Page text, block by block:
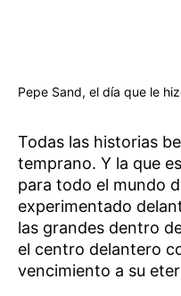
Pepe Sand, el día que le
Todas las historias
temprano. Y la que
para todo el mundo
experimentado
las grandes dentro
el centro delantero
vencimiento a su